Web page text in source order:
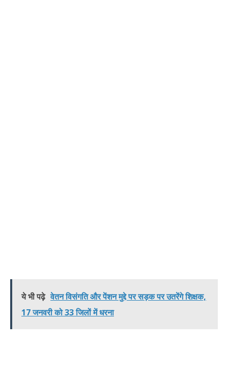
ये भी पढ़े वेतन विसंगति और पेंशन मुद्दे पर सड़क पर उतरेंगे शिक्षक,
17 जनवरी को 33 जिलों में धरना